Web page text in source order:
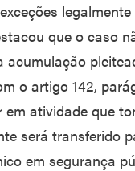
que o caso
acumulação
o artigo 142,
atividade que
será transferido
em segurança